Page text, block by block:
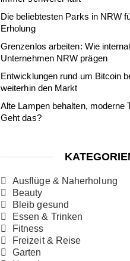
Die beliebtesten Parks in NRW
Erholung
Grenzenlos arbeiten: Wie
Unternehmen NRW prägen
Entwicklungen rund um Bitcoin
weiterhin den Markt
Alte Lampen behalten, moderne
Geht das?
Ausflüge & Naherholung
Beauty
Bleib gesund
Essen & Trinken
Fitness
Freizeit & Reise
Garten